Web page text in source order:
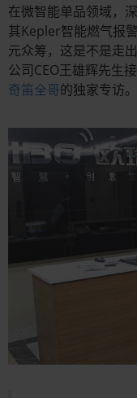
在微智能单品领域，
其Kepler智能燃气报
元众筹，这是不是走
公司CEO王雄辉先生
奇笛全哥的独家专访。